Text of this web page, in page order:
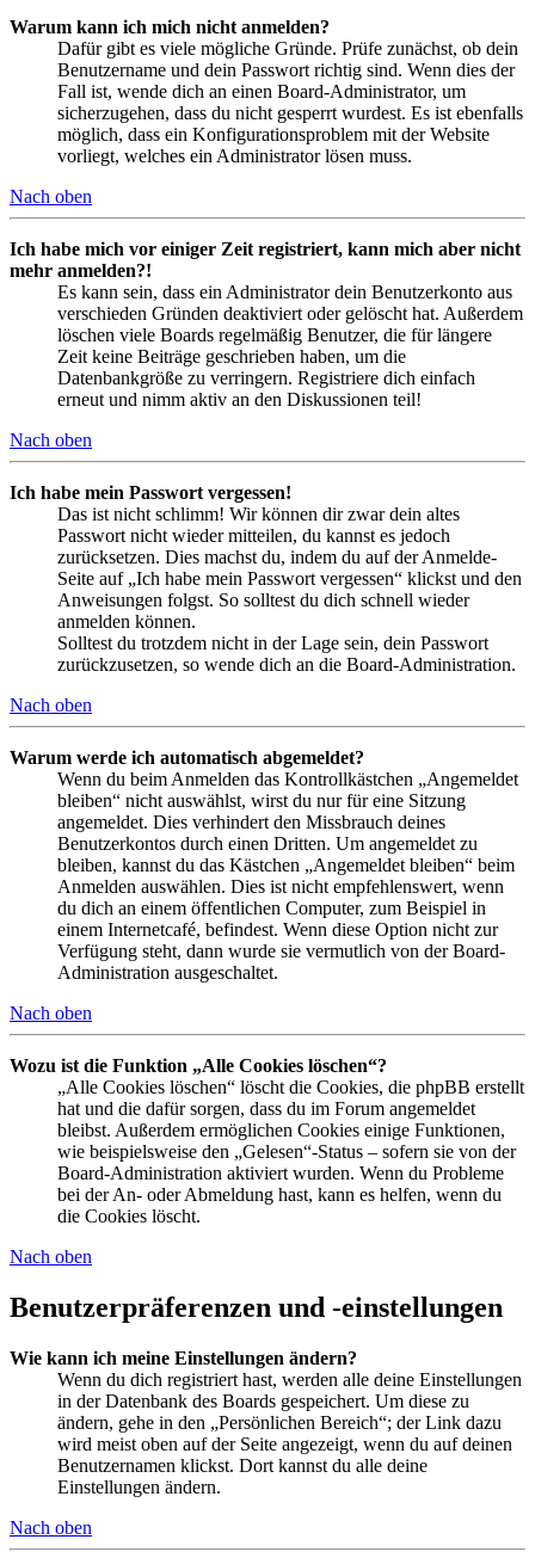
Warum kann ich mich nicht anmelden?
Dafür gibt es viele mögliche Gründe. Prüfe zunächst, ob dein
Benutzername und dein Passwort richtig sind. Wenn dies der
Fall ist, wende dich an einen Board-Administrator, um
sicherzugehen, dass du nicht gesperrt wurdest. Es ist ebenfalls
möglich, dass ein Konfigurationsproblem mit der Website
vorliegt, welches ein Administrator lösen muss.
Nach oben
Ich habe mich vor einiger Zeit registriert, kann mich aber nicht
mehr anmelden?!
Es kann sein, dass ein Administrator dein Benutzerkonto aus
verschieden Gründen deaktiviert oder gelöscht hat. Außerdem
löschen viele Boards regelmäßig Benutzer, die für längere
Zeit keine Beiträge geschrieben haben, um die
Datenbankgröße zu verringern. Registriere dich einfach
erneut und nimm aktiv an den Diskussionen teil!
Nach oben
Ich habe mein Passwort vergessen!
Das ist nicht schlimm! Wir können dir zwar dein altes
Passwort nicht wieder mitteilen, du kannst es jedoch
zurücksetzen. Dies machst du, indem du auf der Anmelde-
Seite auf „Ich habe mein Passwort vergessen“ klickst und den
Anweisungen folgst. So solltest du dich schnell wieder
anmelden können.
Solltest du trotzdem nicht in der Lage sein, dein Passwort
zurückzusetzen, so wende dich an die Board-Administration.
Nach oben
Warum werde ich automatisch abgemeldet?
Wenn du beim Anmelden das Kontrollkästchen „Angemeldet
bleiben“ nicht auswählst, wirst du nur für eine Sitzung
angemeldet. Dies verhindert den Missbrauch deines
Benutzerkontos durch einen Dritten. Um angemeldet zu
bleiben, kannst du das Kästchen „Angemeldet bleiben“ beim
Anmelden auswählen. Dies ist nicht empfehlenswert, wenn
du dich an einem öffentlichen Computer, zum Beispiel in
einem Internetcafé, befindest. Wenn diese Option nicht zur
Verfügung steht, dann wurde sie vermutlich von der Board-
Administration ausgeschaltet.
Nach oben
Wozu ist die Funktion „Alle Cookies löschen“?
„Alle Cookies löschen“ löscht die Cookies, die phpBB erstellt
hat und die dafür sorgen, dass du im Forum angemeldet
bleibst. Außerdem ermöglichen Cookies einige Funktionen,
wie beispielsweise den „Gelesen“-Status – sofern sie von der
Board-Administration aktiviert wurden. Wenn du Probleme
bei der An- oder Abmeldung hast, kann es helfen, wenn du
die Cookies löscht.
Nach oben
Benutzerpräferenzen und -einstellungen
Wie kann ich meine Einstellungen ändern?
Wenn du dich registriert hast, werden alle deine Einstellungen
in der Datenbank des Boards gespeichert. Um diese zu
ändern, gehe in den „Persönlichen Bereich“; der Link dazu
wird meist oben auf der Seite angezeigt, wenn du auf deinen
Benutzernamen klickst. Dort kannst du alle deine
Einstellungen ändern.
Nach oben